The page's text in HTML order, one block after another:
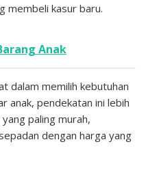
membeli kasur baru.
Anak
dalam memilih kebutuhan
anak, pendekatan ini lebih
paling murah,
dengan harga yang